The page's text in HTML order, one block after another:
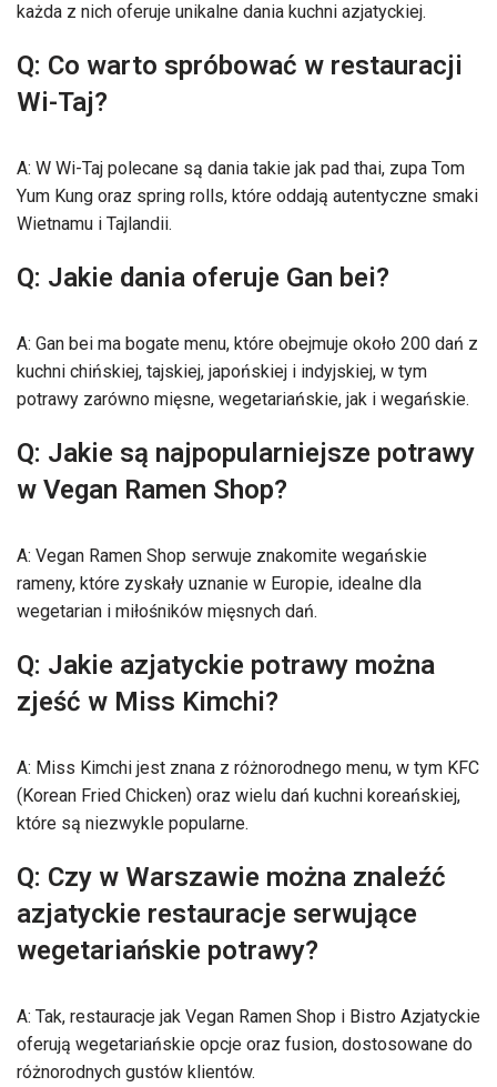
każda z nich oferuje unikalne dania kuchni azjatyckiej.
Q: Co warto spróbować w restauracji
Wi-Taj?
A: W Wi-Taj polecane są dania takie jak pad thai, zupa Tom
Yum Kung oraz spring rolls, które oddają autentyczne smaki
Wietnamu i Tajlandii.
Q: Jakie dania oferuje Gan bei?
A: Gan bei ma bogate menu, które obejmuje około 200 dań z
kuchni chińskiej, tajskiej, japońskiej i indyjskiej, w tym
potrawy zarówno mięsne, wegetariańskie, jak i wegańskie.
Q: Jakie są najpopularniejsze potrawy
w Vegan Ramen Shop?
A: Vegan Ramen Shop serwuje znakomite wegańskie
rameny, które zyskały uznanie w Europie, idealne dla
wegetarian i miłośników mięsnych dań.
Q: Jakie azjatyckie potrawy można
zjeść w Miss Kimchi?
A: Miss Kimchi jest znana z różnorodnego menu, w tym KFC
(Korean Fried Chicken) oraz wielu dań kuchni koreańskiej,
które są niezwykle popularne.
Q: Czy w Warszawie można znaleźć
azjatyckie restauracje serwujące
wegetariańskie potrawy?
A: Tak, restauracje jak Vegan Ramen Shop i Bistro Azjatyckie
oferują wegetariańskie opcje oraz fusion, dostosowane do
różnorodnych gustów klientów.